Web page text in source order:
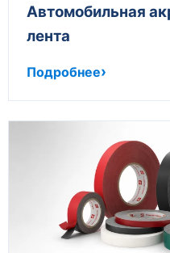
Автомобильная
лента
Подробнее